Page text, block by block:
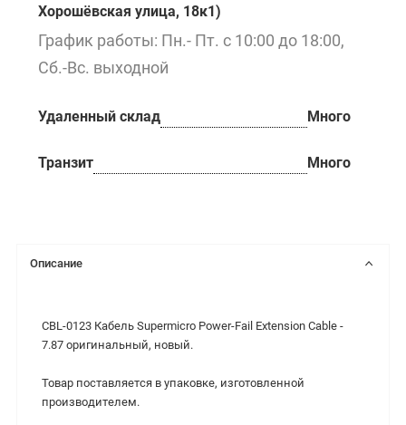
Хорошёвская улица, 18к1)
График работы: Пн.- Пт. с 10:00 до 18:00,
Сб.-Вс. выходной
Удаленный склад Много
Транзит Много
Описание
CBL-0123 Кабель Supermicro Power-Fail Extension Cable -
7.87 оригинальный, новый.
Товар поставляется в упаковке, изготовленной
производителем.